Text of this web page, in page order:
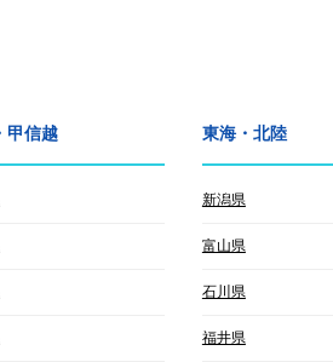
甲信越 東海・北陸
新潟県
富山県
石川県
福井県